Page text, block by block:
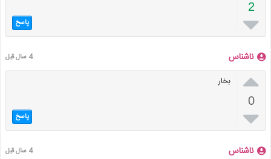
2
 پاسخ
ناشناس 4 سال قبل

0

بخار
پاسخ
ناشناس 4 سال قبل